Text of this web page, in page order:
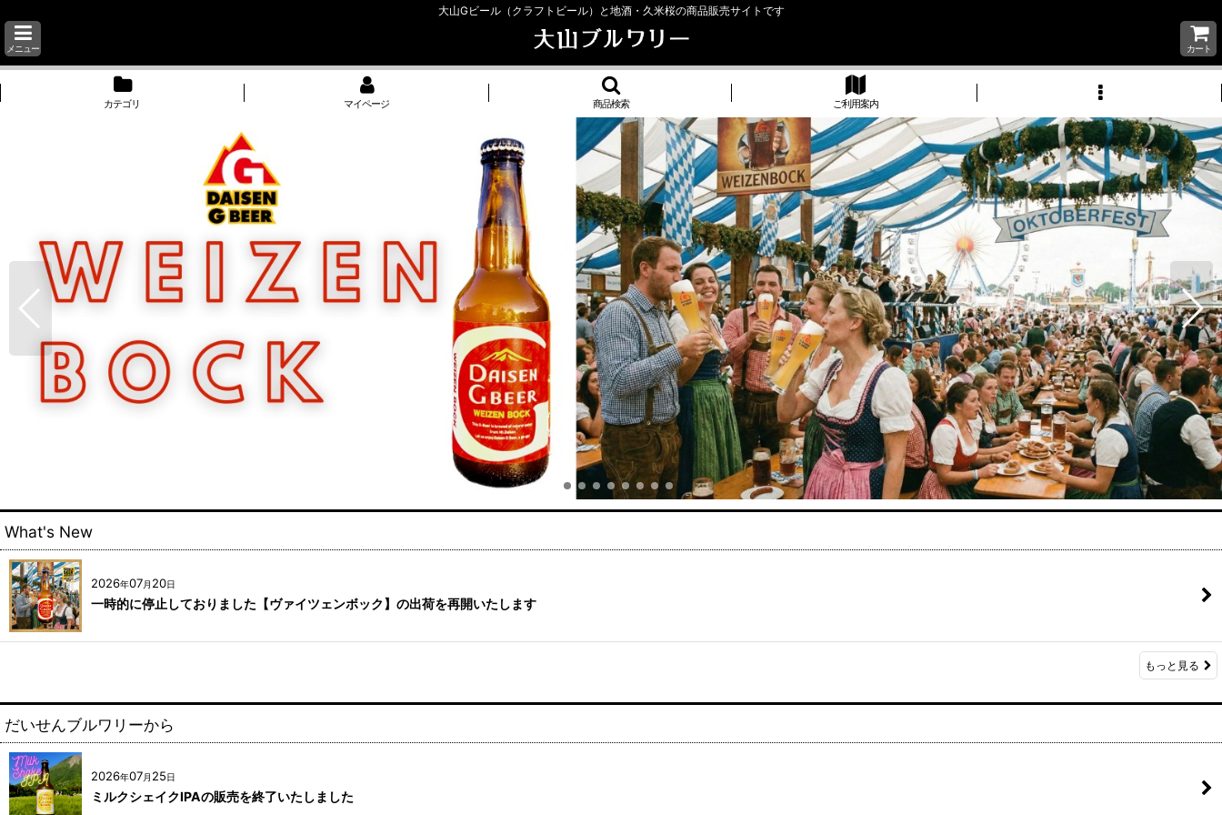
大山Gビール（クラフトビール）と地酒・久米桜の商品販売サイトです
メニュー カート
カテゴリ マイページ 商品検索 ご利用案内
What's New
2026年07月 20日
一時的に停止しておりました【ヴァイツェンボック】の出荷を再開いたします
もっと見る
だいせんブルワリーから
2026年07月 25日
ミルクシェイクIPAの販売を終了いたしました